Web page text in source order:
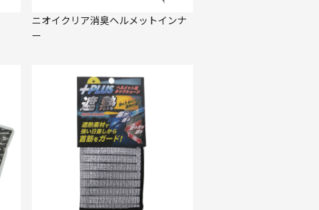
ニオイクリア消臭ヘルメットインナ
ー